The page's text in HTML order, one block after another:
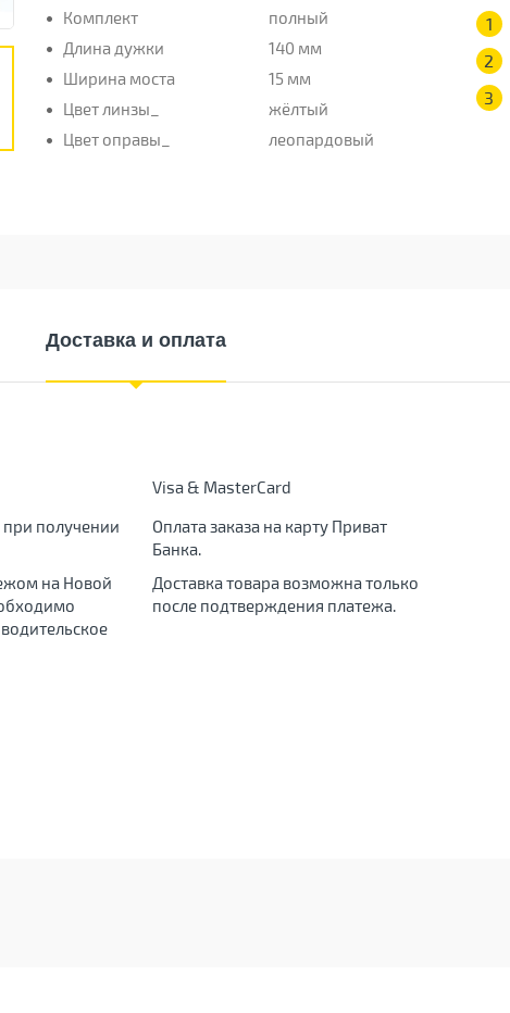
Комплект
полный
Длина дужки
140 мм
Ширина моста
15 мм
Цвет линзы_
жёлтый
Цвет оправы_
леопардовый
1
2
3
Доставка и оплата
получении
на Новой
Visa & MasterCard
Оплата заказа на карту Приват
Банка.
Доставка товара возможна только
после подтверждения платежа.